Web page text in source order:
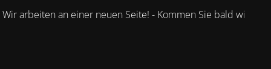
Wir arbeiten an einer neuen Seite! - Kommen Sie bald wieder.